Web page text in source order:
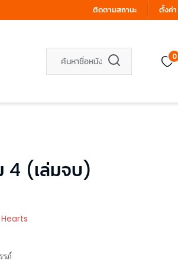
ติดตามสถานะ ตั้งค่า
0
4 (เล่มจบ)
Hearts
รภ์